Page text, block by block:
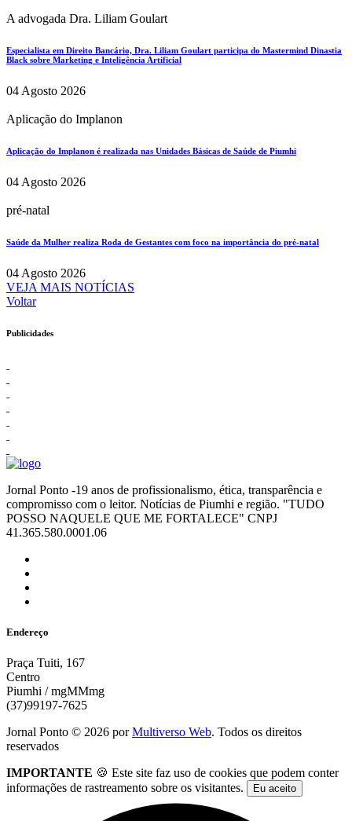
A advogada Dra. Liliam Goulart
Especialista em Direito Bancário, Dra. Liliam Goulart participa do Mastermind Dinastia
Black sobre Marketing e Inteligência Artificial
04 Agosto 2026
Aplicação do Implanon
Aplicação do Implanon é realizada nas Unidades Básicas de Saúde de Piumhi
04 Agosto 2026
pré-natal
Saúde da Mulher realiza Roda de Gestantes com foco na importância do pré-natal
04 Agosto 2026
VEJA MAIS NOTÍCIAS
Voltar
Publicidades
Jornal Ponto -19 anos de profissionalismo, ética, transparência e
compromisso com o leitor. Notícias de Piumhi e região. "TUDO
POSSO NAQUELE QUE ME FORTALECE" CNPJ
41.365.580.0001.06
Endereço
Praça Tuiti, 167
Centro
Piumhi / mgMMmg
(37)99197-7625
Jornal Ponto © 2026 porMultiverso Web. Todos os direitos
reservados
IMPORTANTE 🍪 Este site faz uso de cookies que podem conter
informações de rastreamento sobre os visitantes.
Eu aceito